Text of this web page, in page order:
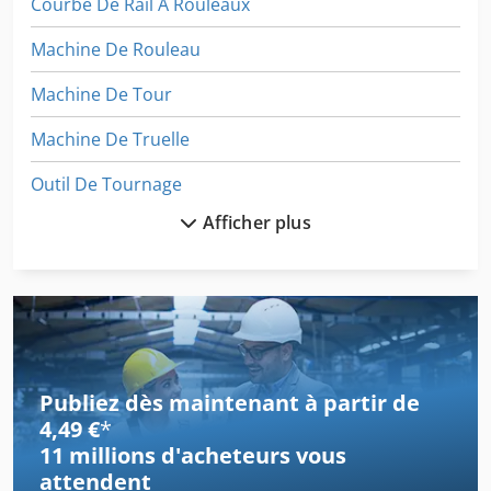
Machine De Rouleau
Machine De Tour
Machine De Truelle
Outil De Tournage
Outils De Tournage
Rouleaux De Tôle
Tour De La Tourelle
Tour De La Tourelle Verticale
Tour De Mecanique
Afficher plus
Publiez dès maintenant à partir de
4,49 €*
11 millions d'acheteursvous
attendent